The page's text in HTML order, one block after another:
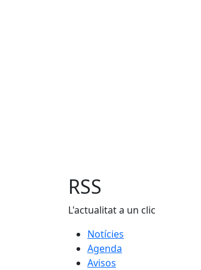
RSS
L'actualitat a un clic
Notícies
Agenda
Avisos